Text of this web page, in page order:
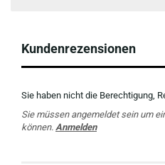
Kundenrezensionen
Sie haben nicht die Berechtigung,
Sie müssen angemeldet sein um
können. Anmelden